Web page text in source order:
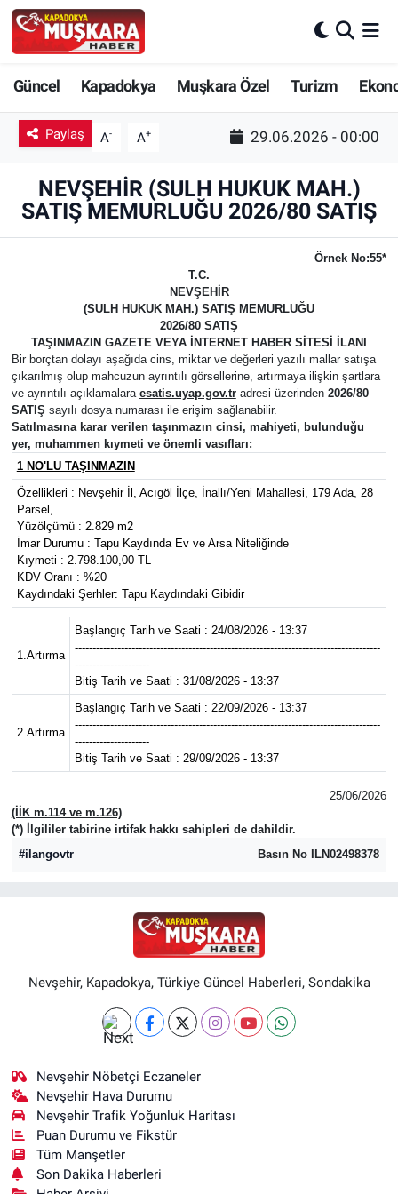
Güncel Kapadokya Muşkara Özel Turizm
Paylaş A- A+ 29.06.2026 - 00:00
NEVŞEHİR (SULH HUKUK MAH.)
SATIŞ MEMURLUĞU 2026/80 SATIŞ
Örnek No:55*
T.C.
NEVŞEHİR
(SULH HUKUK MAH.) SATIŞ MEMURLUĞU
2026/80 SATIŞ
TAŞINMAZIN GAZETE VEYA İNTERNET HABER SİTESİ İLANI
Bir borçtan dolayı aşağıda cins, miktar ve değerleri yazılı mallar satışa
çıkarılmış olup mahcuzun ayrıntılı görsellerine, artırmaya ilişkin şartlara
ve ayrıntılı açıklamalara esatis.uyap.gov.tradresi üzerinden 2026/80
SATIŞ sayılı dosya numarası ile erişim sağlanabilir.
Satılmasına karar verilen taşınmazın cinsi, mahiyeti, bulunduğu
yer, muhammen kıymeti ve önemli vasıfları:
1 NO'LU TAŞINMAZIN
Özellikleri : Nevşehir İl, Acıgöl İlçe, İnallı/Yeni Mahallesi, 179 Ada, 28
Parsel,
Yüzölçümü : 2.829 m2
İmar Durumu : Tapu Kaydında Ev ve Arsa Niteliğinde
Kıymeti : 2.798.100,00 TL
KDV Oranı : %20
Kaydındaki Şerhler: Tapu Kaydındaki Gibidir
1.Artırma
Başlangıç Tarih ve Saati : 24/08/2026 - 13:37
--------------------------------------------------------------------------------------
---------------------
Bitiş Tarih ve Saati : 31/08/2026 - 13:37
2.Artırma
Başlangıç Tarih ve Saati : 22/09/2026 - 13:37
--------------------------------------------------------------------------------------
---------------------
Bitiş Tarih ve Saati : 29/09/2026 - 13:37
25/06/2026
(İİK m.114 ve m.126)
(*) İlgililer tabirine irtifak hakkı sahipleri de dahildir.
#ilangovtr
Basın No ILN02498378
Nevşehir, Kapadokya, Türkiye Güncel Haberleri, Sondakika
Nevşehir Nöbetçi Eczaneler
Nevşehir Hava Durumu
Nevşehir Trafik Yoğunluk Haritası
Puan Durumu ve Fikstür
Tüm Manşetler
Son Dakika Haberleri
Güncel
Muşkara Özel
Turizm
Kültür - Sanat
Yaşam
VEFATLAR
Nevşehir Hava Durumu
Süper Lig Puan Durumu ve Fikstür
Son Dakika Haberleri
Haber Arşivi